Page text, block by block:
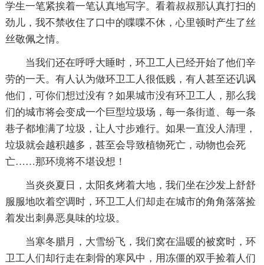
学生一笔紧挨着一笔认真地写字。看着叔叔那认真打扫的
劲儿，我不禁收住了口中的喋喋不休，心里顿时产生了丝
丝敬佩之情。
当我们还在呼呼大睡时，环卫工人已经开始了他们辛
劳的一天。有人认为做环卫工人很低贱，有人甚至还讥讽
他们，可你们想过没有？如果城市没有环卫工人，那么我
们的城市将会变成一个巨型垃圾场，每一条街道、每一条
巷子都堆满了垃圾，让人寸步难行。如果一直没人清理，
垃圾就会越积越多，甚至会导致植物死亡，动物也会死
亡……那环境将不堪设想！
当炎炎夏日，太阳炙烤着大地，我们坐在沙发上舒舒
服服地吹着空调时，环卫工人们却走在城市的角角落落捡
着发出刺鼻恶臭味的垃圾。
当寒冬腊月，大雪纷飞，我们窝在温暖的被窝时，环
卫工人们却行走在刺骨的寒风中，用冻僵的双手捡着人们